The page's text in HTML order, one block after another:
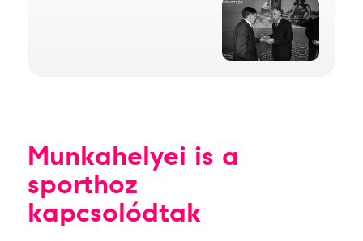
Munkahelyei is a
sporthoz
kapcsolódtak